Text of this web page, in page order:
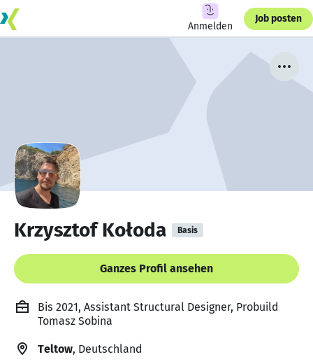
Anmelden
Job posten
Krzysztof Kołoda Basis
Ganzes Profil ansehen
Bis 2021, Assistant Structural Designer, Probuild
Tomasz Sobina
Teltow, Deutschland